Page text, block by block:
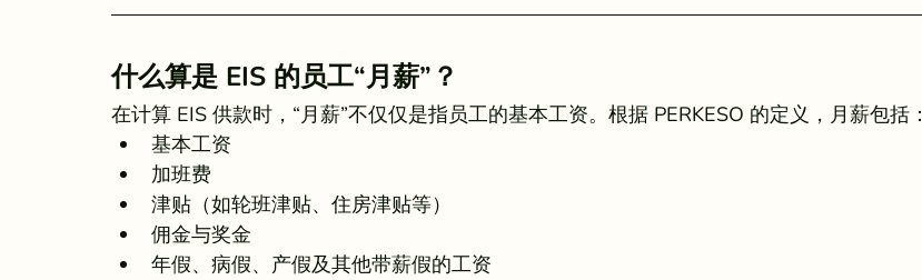
什么算是 EIS 的员工“月薪”？
在计算 EIS 供款时，“月薪”不仅仅是指员工的基本工资。根据 PERKESO 的定义，月薪包括：
基本工资
加班费
津贴（如轮班津贴、住房津贴等）
佣金与奖金
年假、病假、产假及其他带薪假的工资